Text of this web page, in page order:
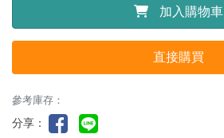
加入購物車
直接購買
參考庫存：
分享：